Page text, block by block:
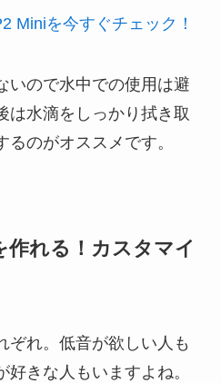
Miniを今すぐチェック！
いので水中での使用は避
は水滴をしっかり拭き取
るのがオススメです。
れる！カスタマイ
ぞれ。低音が欲しい人も
きな人もいますよね。